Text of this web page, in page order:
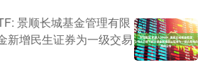
景顺长城基金管理有限
新增民生证券为一级交易